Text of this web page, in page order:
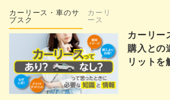
カーリース・車のサ
ブスク
カーリ
ース
カーリー
購入との
リットを